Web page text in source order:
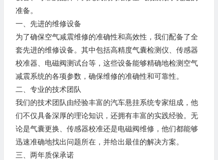
准备。
一、先进的维修设备
为了确保空气减震维修的准确性和高效性，我们配备了全
套先进的维修设备。其中包括高精度气囊检测仪、传感器
校准器、电磁阀测试台等，这些设备能够精确地检测空气
减震系统的各项参数，确保维修的准确性和可靠性。
二、专业的技术团队
我们的技术团队由经验丰富的汽车悬挂系统专家组成，他
们不仅具备深厚的理论知识，还拥有丰富的实践经验。无
论是气囊更换、传感器校准还是电磁阀维修，他们都能够
迅速准确地找出问题所在，并给出最佳的解决方案。
三、两年质保承诺